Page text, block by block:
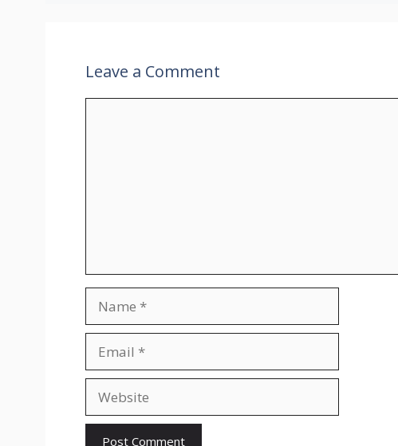
Leave a Comment